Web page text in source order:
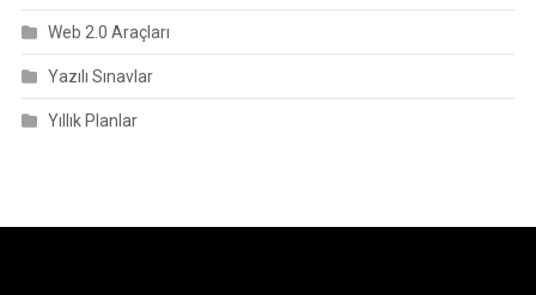
Web 2.0 Araçları
Yazılı Sınavlar
Yıllık Planlar